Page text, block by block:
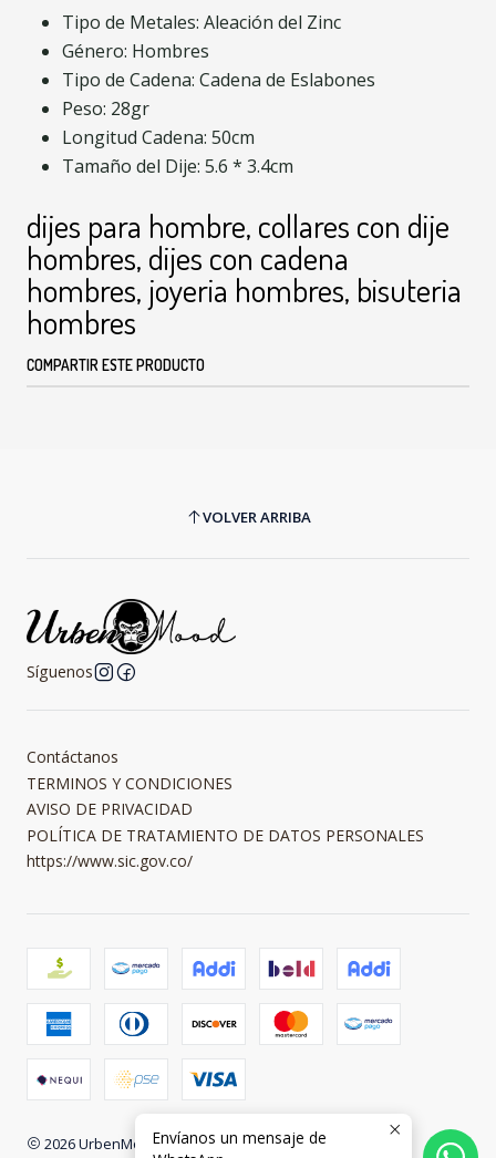
Tipo de Metales: Aleación del Zinc
Género: Hombres
Tipo de Cadena: Cadena de Eslabones
Peso: 28gr
Longitud Cadena: 50cm
Tamaño del Dije: 5.6 * 3.4cm
dijes para hombre, collares con dije
hombres, dijes con cadena
hombres, joyeria hombres, bisuteria
hombres
COMPARTIR ESTE PRODUCTO
VOLVER ARRIBA
Síguenos
Contáctanos
TERMINOS Y CONDICIONES
AVISO DE PRIVACIDAD
POLÍTICA DE TRATAMIENTO DE DATOS PERSONALES
https://www.sic.gov.co/
2026 UrbenMood.Envíanos un mensaje de